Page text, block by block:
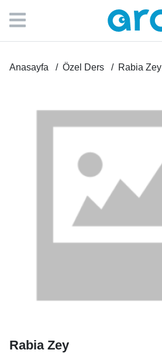
Anasayfa Özel Ders Rabia Zey
Rabia Zey